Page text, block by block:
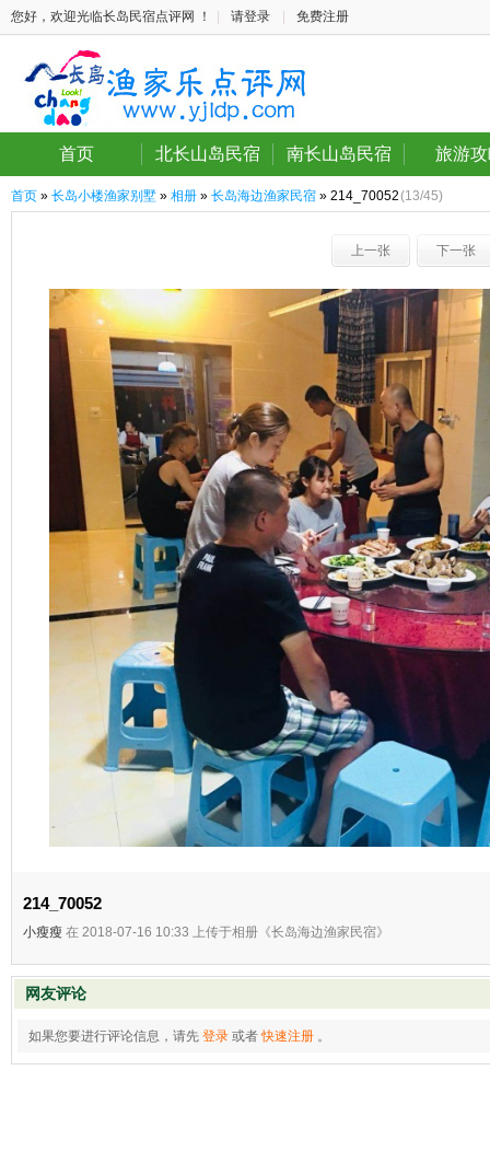
您好，欢迎光临长岛民宿点评网 ！ 请登录 免费注册
首页 北长山岛民宿 南长山岛民宿 旅游
首页 » 长岛小楼渔家别墅 » 相册 » 长岛海边渔家民宿 » 214_70052(13/45)
上一张 下一张
214_70052
小瘦瘦 在 2018-07-16 10:33 上传于相册《长岛海边渔家民宿》
网友评论
如果您要进行评论信息，请先 登录 或者快速注册 。